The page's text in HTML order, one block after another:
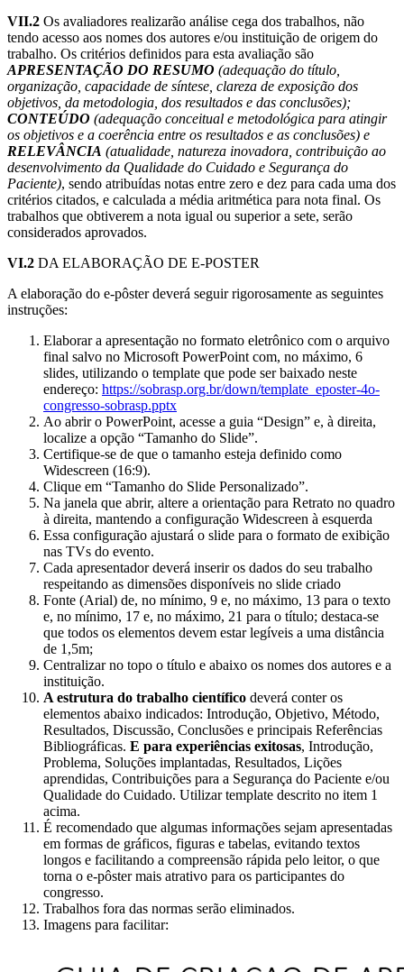
VII.2 Os avaliadores realizarão análise cega dos trabalhos, não
tendo acesso aos nomes dos autores e/ou instituição de origem do
trabalho. Os critérios definidos para esta avaliação são
APRESENTAÇÃO DO RESUMO (adequação do título,
organização, capacidade de síntese, clareza de exposição dos
objetivos, da metodologia, dos resultados e das conclusões);
CONTEÚDO (adequação conceitual e metodológica para atingir
os objetivos e a coerência entre os resultados e as conclusões) e
RELEVÂNCIA (atualidade, natureza inovadora, contribuição ao
desenvolvimento da Qualidade do Cuidado e Segurança do
Paciente), sendo atribuídas notas entre zero e dez para cada uma dos
critérios citados, e calculada a média aritmética para nota final. Os
trabalhos que obtiverem a nota igual ou superior a sete, serão
considerados aprovados.
VI.2 DA ELABORAÇÃO DE E-POSTER
A elaboração do e-pôster deverá seguir rigorosamente as seguintes
instruções:
Elaborar a apresentação no formato eletrônico com o arquivo
final salvo no Microsoft PowerPoint com, no máximo, 6
slides, utilizando o template que pode ser baixado neste
endereço: https://sobrasp.org.br/down/template_eposter-4o-
congresso-sobrasp.pptx
Ao abrir o PowerPoint, acesse a guia “Design” e, à direita,
localize a opção “Tamanho do Slide”.
Certifique-se de que o tamanho esteja definido como
Widescreen (16:9).
Clique em “Tamanho do Slide Personalizado”.
Na janela que abrir, altere a orientação para Retrato no quadro
à direita, mantendo a configuração Widescreen à esquerda
Essa configuração ajustará o slide para o formato de exibição
nas TVs do evento.
Cada apresentador deverá inserir os dados do seu trabalho
respeitando as dimensões disponíveis no slide criado
Fonte (Arial) de, no mínimo, 9 e, no máximo, 13 para o texto
e, no mínimo, 17 e, no máximo, 21 para o título; destaca-se
que todos os elementos devem estar legíveis a uma distância
de 1,5m;
Centralizar no topo o título e abaixo os nomes dos autores e a
instituição.
A estrutura do trabalho científico deverá conter os
elementos abaixo indicados: Introdução, Objetivo, Método,
Resultados, Discussão, Conclusões e principais Referências
Bibliográficas. E para experiências exitosas, Introdução,
Problema, Soluções implantadas, Resultados, Lições
aprendidas, Contribuições para a Segurança do Paciente e/ou
Qualidade do Cuidado. Utilizar template descrito no item 1
acima.
É recomendado que algumas informações sejam apresentadas
em formas de gráficos, figuras e tabelas, evitando textos
longos e facilitando a compreensão rápida pelo leitor, o que
torna o e-pôster mais atrativo para os participantes do
congresso.
Trabalhos fora das normas serão eliminados.
Imagens para facilitar: